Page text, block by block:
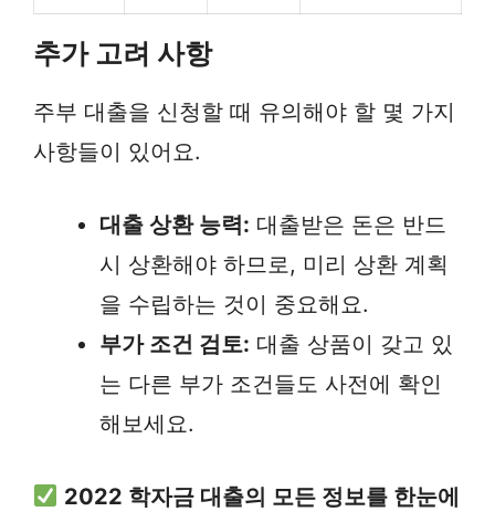
추가 고려 사항
주부 대출을 신청할 때 유의해야 할 몇 가지
사항들이 있어요.
대출 상환 능력: 대출받은 돈은 반드
시 상환해야 하므로, 미리 상환 계획
을 수립하는 것이 중요해요.
부가 조건 검토: 대출 상품이 갖고 있
는 다른 부가 조건들도 사전에 확인
해보세요.
2022 학자금 대출의 모든 정보를 한눈에